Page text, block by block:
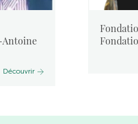
Antoine
Découvrir